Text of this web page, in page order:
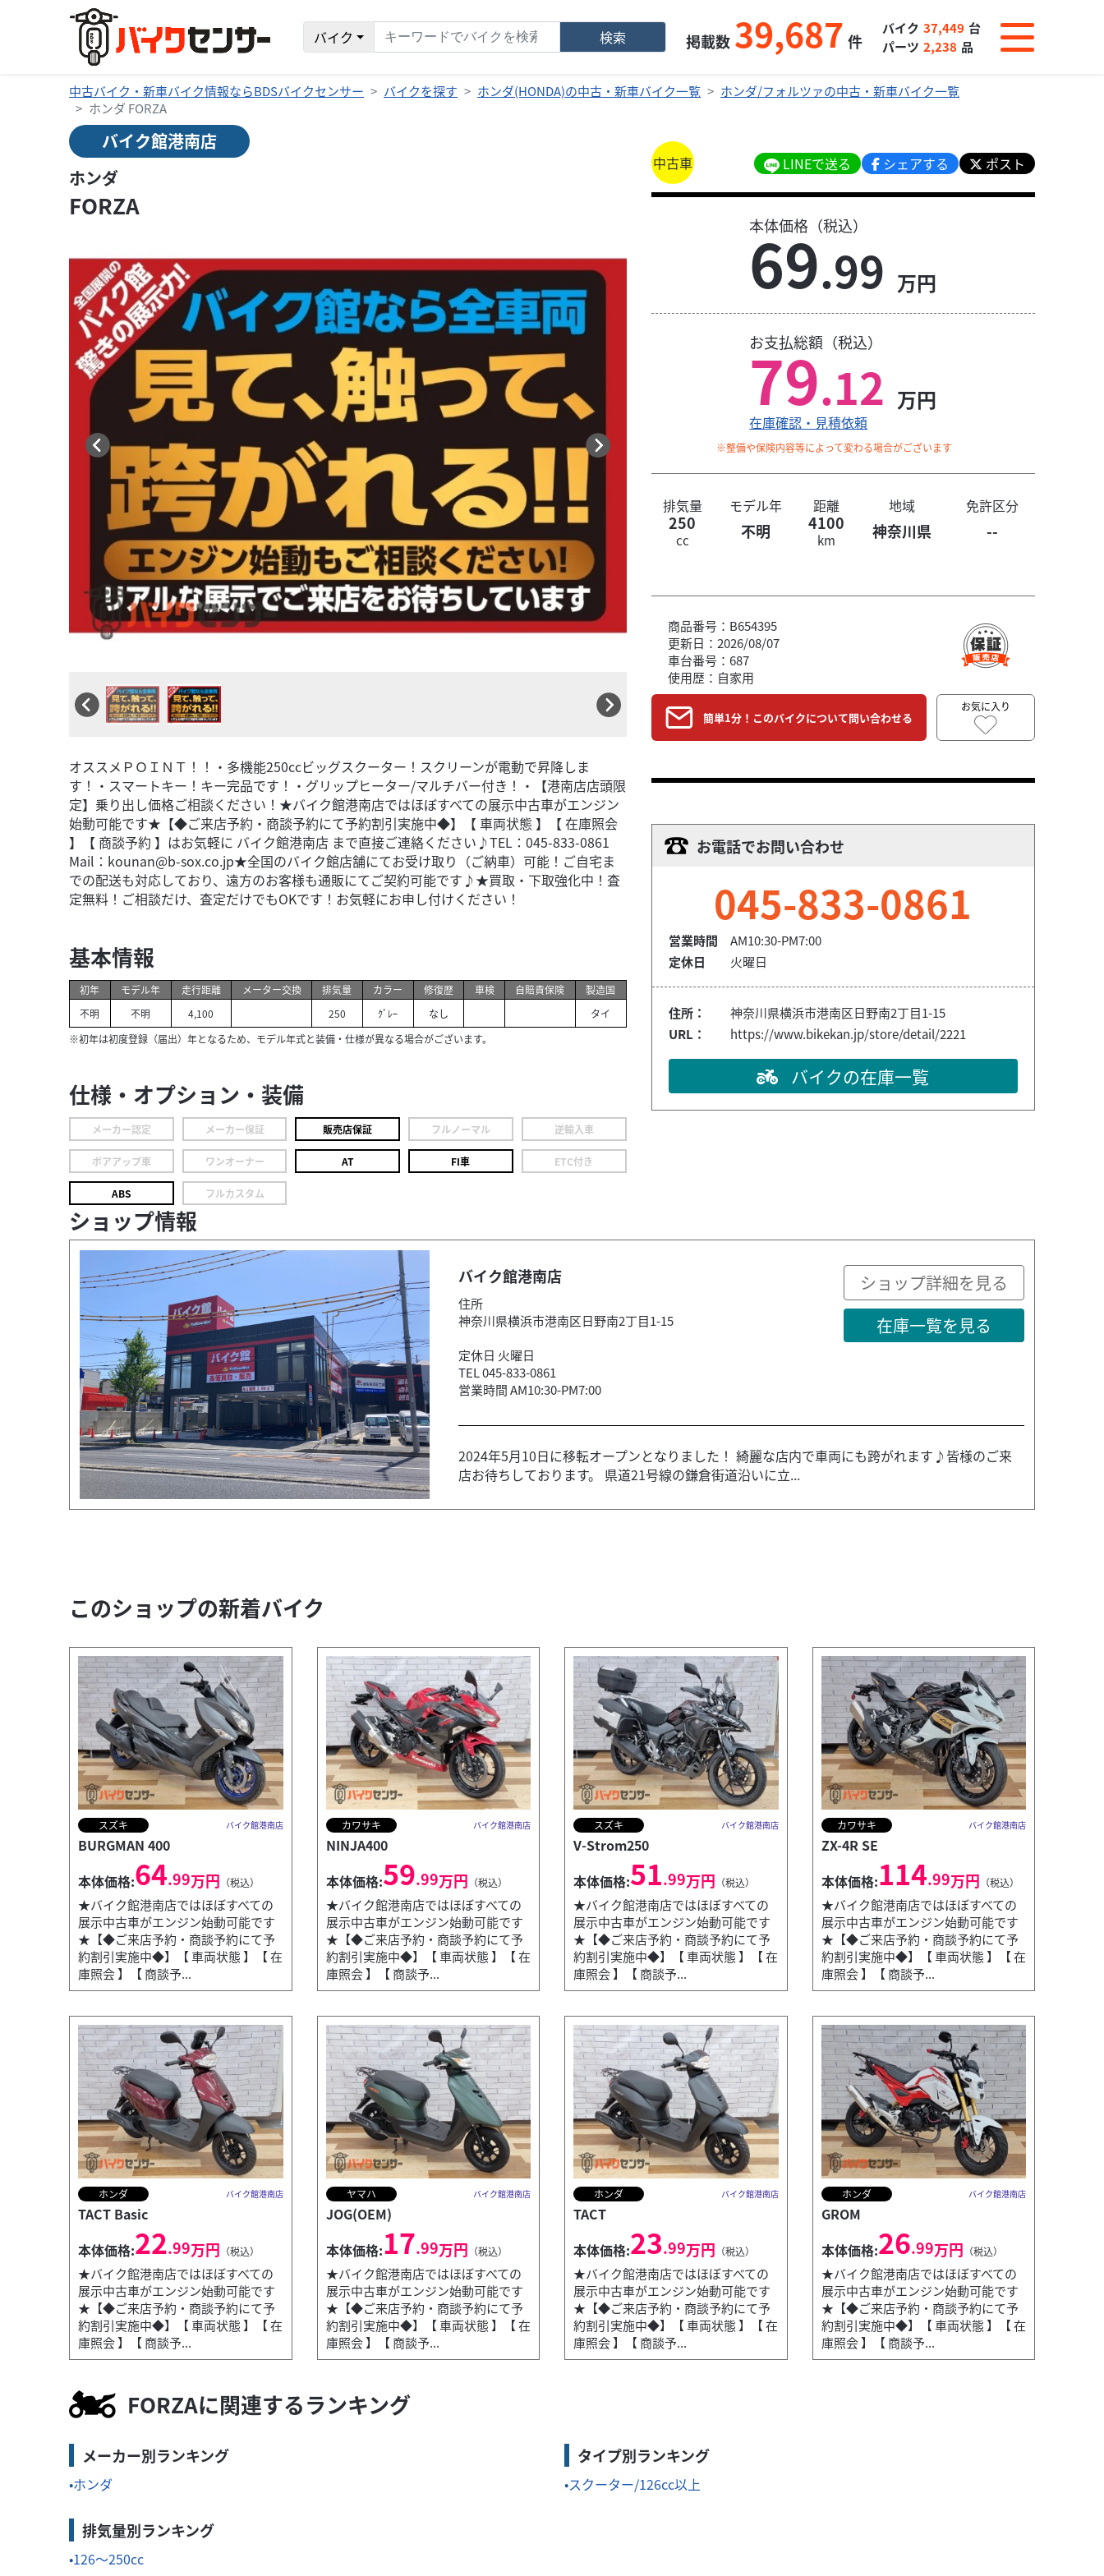
バイク 検索 掲載数 39,687 件
バイク 37,449 台
パーツ 2,238 品
中古バイク・新車バイク情報ならBDSバイクセンサー バイクを探す ホンダ(HONDA)の中古・新車バイク一覧
ホンダ/フォルツァの中古・新車バイク一覧
ホンダ FORZA
バイク館港南店
ホンダ
FORZA
オススメＰＯＩＮＴ！！・多機能250ccビッグスクーター！スクリーンが電動で昇降しま
す！・スマートキー！キー完品です！・グリップヒーター/マルチバー付き！・【港南店店頭限
定】乗り出し価格ご相談ください！★バイク館港南店ではほぼすべての展示中古車がエンジン
始動可能です★【◆ご来店予約・商談予約にて予約割引実施中◆】【 車両状態 】【 在庫照会
】【 商談予約 】はお気軽に バイク館港南店 まで直接ご連絡ください♪TEL：045-833-0861
Mail：kounan@b-sox.co.jp★全国のバイク館店舗にてお受け取り（ご納車）可能！ご自宅ま
での配送も対応しており、遠方のお客様も通販にてご契約可能です♪★買取・下取強化中！査
定無料！ご相談だけ、査定だけでもOKです！お気軽にお申し付けください！
基本情報
初年
不明
モデル年
不明
走行距離
4,100
メーター交換
排気量
250
カラー
ｸﾞﾚｰ
修復歴
なし
車検 自賠責保険
製造国
タイ
※初年は初度登録（届出）年となるため、モデル年式と装備・仕様が異なる場合がございます。
仕様・オプション・装備
メーカー認定 メーカー保証 販売店保証 フルノーマル 逆輸入車
ボアアップ車 ワンオーナー AT FI車 ETC付き
ABS フルカスタム
中古車 LINEで送る シェアする ポスト
本体価格（税込）
69.99 万円
お支払総額（税込）
79.12 万円
在庫確認・見積依頼
※整備や保険内容等によって変わる場合がございます
排気量 モデル年 距離 地域 免許区分
250
cc 不明 4100
km 神奈川県 --
商品番号：B654395
更新日：2026/08/07
車台番号：687
使用歴：自家用
簡単1分！このバイクについて問い合わせる
お気に入り
お電話でお問い合わせ
045-833-0861
営業時間
AM10:30-PM7:00
定休日
火曜日
住所：
神奈川県横浜市港南区日野南2丁目1-15
URL：
https://www.bikekan.jp/store/detail/2221
バイクの在庫一覧
ショップ情報
バイク館港南店
住所
神奈川県横浜市港南区日野南2丁目1-15
定休日 火曜日
TEL 045-833-0861
営業時間 AM10:30-PM7:00
ショップ詳細を見る
在庫一覧を見る
2024年5月10日に移転オープンとなりました！ 綺麗な店内で車両にも跨がれます♪皆様のご来
店お待ちしております。 県道21号線の鎌倉街道沿いに立...
このショップの新着バイク
バイク館港南店
会 】【 商談予...
カワサキ バイク館港南店
本体価格:59.99万円（税込）
★バイク館港南店ではほぼすべての展示中古車がエンジン始動可能です★【◆ご来店予約・商談予約にて予約割引実施中◆】【 車両状態 】【 在庫照会 】【 商談予...
スズキ バイク館港南店
BURGMAN 400
本体価格:64.99万円 （税込）
★バイク館港南店ではほぼすべての
展示中古車がエンジン始動可能です
★【◆ご来店予約・商談予約にて予
約割引実施中◆】【 車両状態 】【 在
庫照会 】【 商談予...
カワサキ バイク館港南店
NINJA400
本体価格:59.99万円 （税込）
★バイク館港南店ではほぼすべての
展示中古車がエンジン始動可能です
★【◆ご来店予約・商談予約にて予
約割引実施中◆】【 車両状態 】【 在
庫照会 】【 商談予...
スズキ バイク館港南店
V-Strom250
本体価格:51.99万円 （税込）
★バイク館港南店ではほぼすべての
展示中古車がエンジン始動可能です
★【◆ご来店予約・商談予約にて予
約割引実施中◆】【 車両状態 】【 在
庫照会 】【 商談予...
カワサキ バイク館港南店
ZX-4R SE
本体価格:114.99万円 （税込）
★バイク館港南店ではほぼすべての
展示中古車がエンジン始動可能です
★【◆ご来店予約・商談予約にて予
約割引実施中◆】【 車両状態 】【 在
庫照会 】【 商談予...
ホンダ バイク館港南店
TACT Basic
本体価格:22.99万円 （税込）
★バイク館港南店ではほぼすべての
展示中古車がエンジン始動可能です
★【◆ご来店予約・商談予約にて予
約割引実施中◆】【 車両状態 】【 在
庫照会 】【 商談予...
ヤマハ バイク館港南店
JOG(OEM)
本体価格:17.99万円 （税込）
★バイク館港南店ではほぼすべての
展示中古車がエンジン始動可能です
★【◆ご来店予約・商談予約にて予
約割引実施中◆】【 車両状態 】【 在
庫照会 】【 商談予...
ホンダ バイク館港南店
TACT
本体価格:23.99万円 （税込）
★バイク館港南店ではほぼすべての
展示中古車がエンジン始動可能です
★【◆ご来店予約・商談予約にて予
約割引実施中◆】【 車両状態 】【 在
庫照会 】【 商談予...
ホンダ バイク館港南店
GROM
本体価格:26.99万円 （税込）
★バイク館港南店ではほぼすべての
展示中古車がエンジン始動可能です
★【◆ご来店予約・商談予約にて予
約割引実施中◆】【 車両状態 】【 在
庫照会 】【 商談予...
FORZAに関連するランキング
メーカー別ランキング
ホンダ
タイプ別ランキング
スクーター/126cc以上
排気量別ランキング
126～250cc